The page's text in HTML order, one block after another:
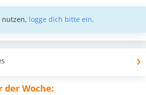
nutzen, logge dich bitte ein.
der Woche: